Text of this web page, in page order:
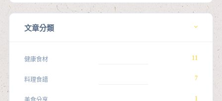
文章分類
健康食材 11
料理食譜 7
1